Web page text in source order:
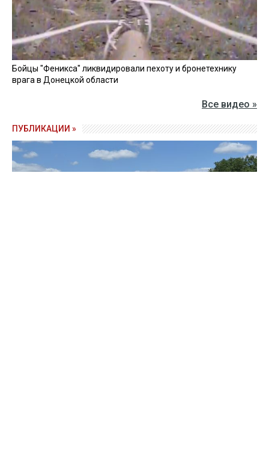
Бойцы "Феникса" ликвидировали пехоту и бронетехнику
врага в Донецкой области
Все видео »
ПУБЛИКАЦИИ »